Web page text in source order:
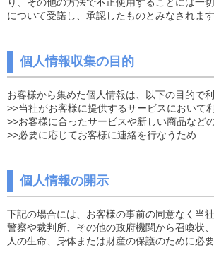
について受諾し、承認したものとみなされます
個人情報収集の目的
お客様から集めた個人情報は、以下の目的で利
>>当社がお客様に提供するサービスにおいて
>>お客様に合ったサービスや新しい商品など
>>必要に応じてお客様に連絡を行なうため
個人情報の開示
下記の場合には、お客様の事前の同意なく当
警察や裁判所、その他の政府機関から召喚状
人の生命、身体または財産の保護のために必